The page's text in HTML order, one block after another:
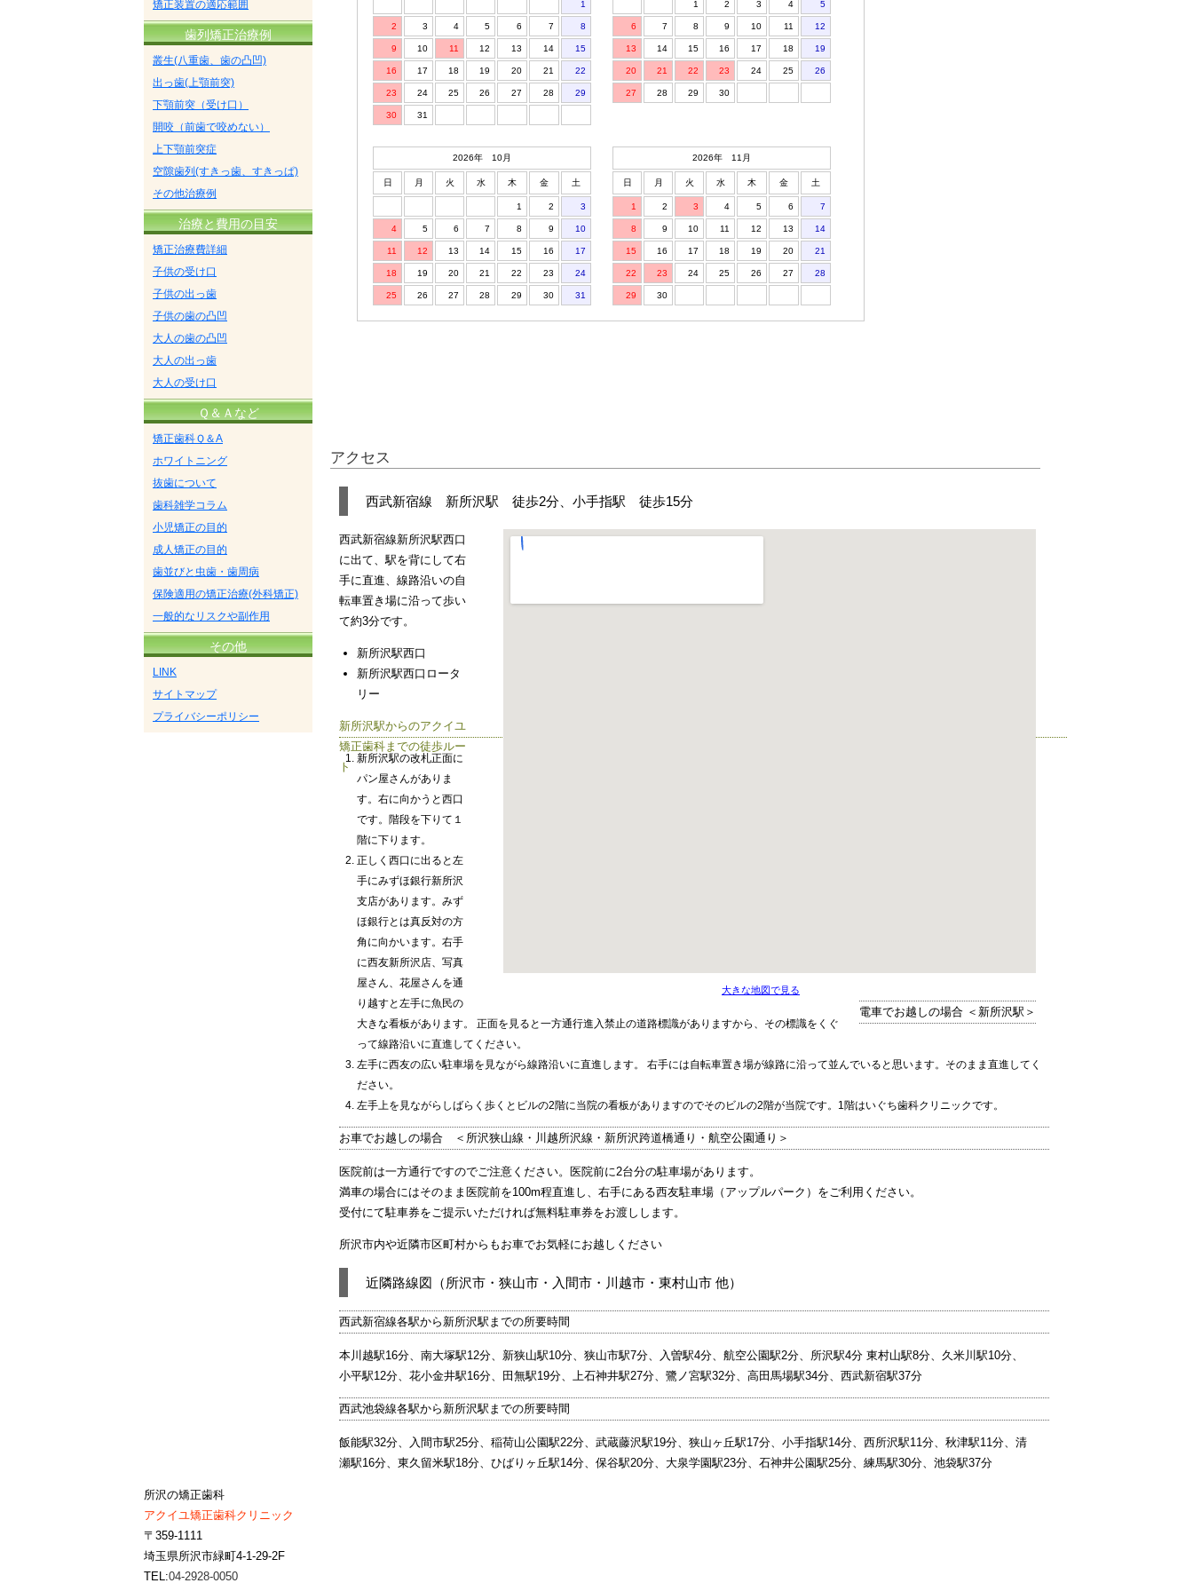
アクセス
西武新宿線 新所沢駅 徒歩2分、小手指駅 徒歩15分
大きな地図で見る
電車でお越しの場合 ＜新所沢駅＞
西武新宿線新所沢駅西口
に出て、駅を背にして右
手に直進、線路沿いの自
転車置き場に沿って歩い
て約3分です。
新所沢駅西口
新所沢駅西口ロータ
リー
新所沢駅からのアクイユ
矯正歯科までの徒歩ルー
ト
新所沢駅の改札正面に
パン屋さんがありま
す。右に向かうと西口
です。階段を下りて１
階に下ります。
正しく西口に出ると左
手にみずほ銀行新所沢
支店があります。みず
ほ銀行とは真反対の方
角に向かいます。右手
に西友新所沢店、写真
屋さん、花屋さんを通
り越すと左手に魚民の
大きな看板があります。 正面を見ると一方通行進入禁止の道路標識がありますから、その標識をくぐ
って線路沿いに直進してください。
左手に西友の広い駐車場を見ながら線路沿いに直進します。 右手には自転車置き場が線路に沿って並んでいると思います。そのまま直進してく
ださい。
左手上を見ながらしばらく歩くとビルの2階に当院の看板がありますのでそのビルの2階が当院です。1階はいぐち歯科クリニックです。
お車でお越しの場合 ＜所沢狭山線・川越所沢線・新所沢跨道橋通り・航空公園通り＞
医院前は一方通行ですのでご注意ください。医院前に2台分の駐車場があります。
満車の場合にはそのまま医院前を100m程直進し、右手にある西友駐車場（アップルパーク）をご利用ください。
受付にて駐車券をご提示いただければ無料駐車券をお渡しします。
所沢市内や近隣市区町村からもお車でお気軽にお越しください
近隣路線図（所沢市・狭山市・入間市・川越市・東村山市 他）
西武新宿線各駅から新所沢駅までの所要時間
本川越駅16分、南大塚駅12分、新狭山駅10分、狭山市駅7分、入曽駅4分、航空公園駅2分、所沢駅4分 東村山駅8分、久米川駅10分、
小平駅12分、花小金井駅16分、田無駅19分、上石神井駅27分、鷺ノ宮駅32分、高田馬場駅34分、西武新宿駅37分
西武池袋線各駅から新所沢駅までの所要時間
飯能駅32分、入間市駅25分、稲荷山公園駅22分、武蔵藤沢駅19分、狭山ヶ丘駅17分、小手指駅14分、西所沢駅11分、秋津駅11分、清
瀬駅16分、東久留米駅18分、ひばりヶ丘駅14分、保谷駅20分、大泉学園駅23分、石神井公園駅25分、練馬駅30分、池袋駅37分
矯正装置の適応範囲
歯列矯正治療例
叢生(八重歯、歯の凸凹)
出っ歯(上顎前突)
下顎前突（受け口）
開咬（前歯で咬めない）
上下顎前突症
空隙歯列(すきっ歯、すきっぱ)
その他治療例
治療と費用の目安
矯正治療費詳細
子供の受け口
子供の出っ歯
子供の歯の凸凹
大人の歯の凸凹
大人の出っ歯
大人の受け口
Ｑ＆Ａなど
矯正歯科Ｑ＆A
ホワイトニング
抜歯について
歯科雑学コラム
小児矯正の目的
成人矯正の目的
歯並びと虫歯・歯周病
保険適用の矯正治療(外科矯正)
一般的なリスクや副作用
その他
LINK
サイトマップ
プライバシーポリシー
所沢の矯正歯科
アクイユ矯正歯科クリニック
〒359-1111
埼玉県所沢市緑町4-1-29-2F
TEL:04-2928-0050